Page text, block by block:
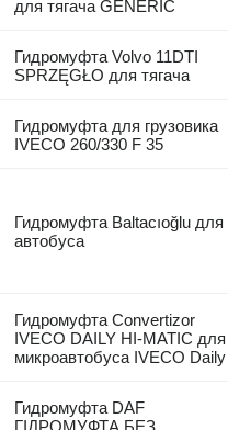
для тягача GENERIC
Гидромуфта Volvo 11DTI
SPRZĘGŁO для тягача
Гидромуфта для грузовика
IVECO 260/330 F 35
Гидромуфта Baltacıoğlu для
автобуса
Гидромуфта Convertizor
IVECO DAILY HI-MATIC для
микроавтобуса IVECO Daily
Гидромуфта DAF